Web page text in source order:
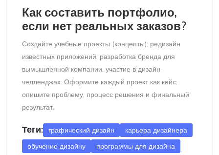
Как составить портфолио,
если нет реальных заказов?
Создайте учебные проекты (концепты): редизайн
известных приложений, разработка бренда для
вымышленной компании, участие в дизайн-
челленджах. Оформите каждый проект как кейс:
опишите проблему, процесс решения и финальный
результат.
Теги: графический дизайн
карьера дизайнера
обучение дизайну
программы для дизайна